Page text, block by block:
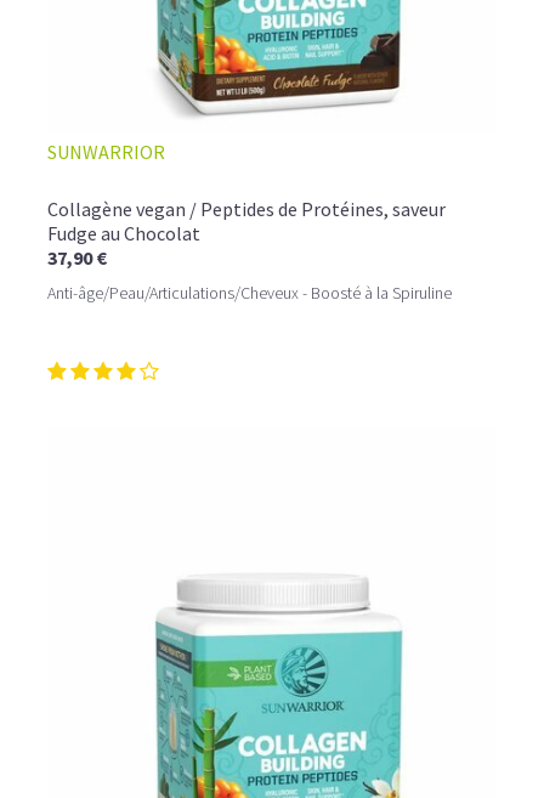
SUNWARRIOR
Collagène vegan / Peptides de Protéines, saveur
Fudge au Chocolat
37,90 €
Anti-âge/Peau/Articulations/Cheveux - Boosté à la Spiruline